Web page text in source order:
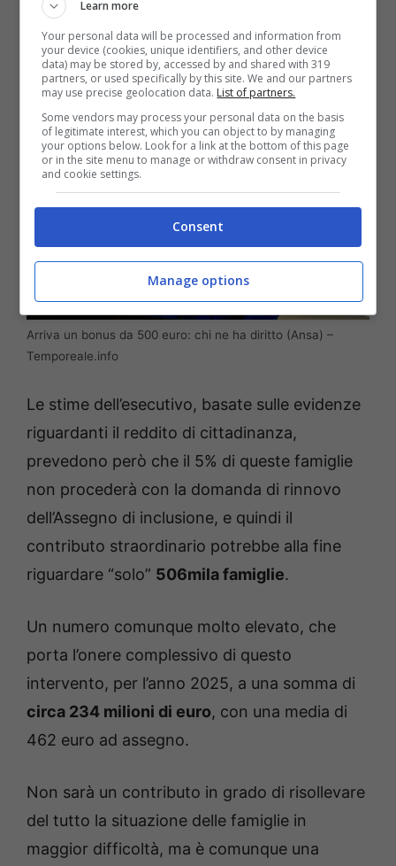
interessati a questo contributo sono,
secondo i calcoli del governo, circa 533mila.
Arriva un bonus da 500 euro: chi ne ha diritto (Ansa) –
Temporeale.info
Le stime dell’esecutivo, basate sulle evidenze
riguardanti il reddito di cittadinanza,
prevedono però che il 5% di queste famiglie
non procederà con la domanda di rinnovo
dell’Assegno di inclusione, e quindi il
contributo straordinario potrebbe alla fine
riguardare “solo” 506mila famiglie.
Un numero comunque molto elevato, che
porta l’onere complessivo di questo
intervento, per l’anno 2025, a una somma di
circa 234 milioni di euro, con una media di
462 euro ad assegno.
Non sarà un contributo in grado di risollevare
del tutto la situazione delle famiglie in
maggior difficoltà, ma è comunque una
Learn more
Your personal data will be processed and information from
your device (cookies, unique identifiers, and other device
data) may be stored by, accessed by and shared with 319
partners, or used specifically by this site. We and our partners
may use precise geolocation data. List of partners.
Some vendors may process your personal data on the basis
of legitimate interest, which you can object to by managing
your options below. Look for a link at the bottom of this page
or in the site menu to manage or withdraw consent in privacy
and cookie settings.
Consent
Manage options